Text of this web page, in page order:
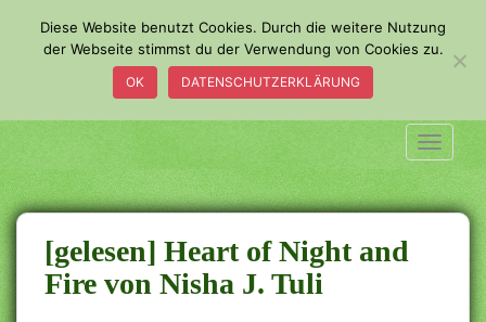
m
a
i
n
c
o
n
[gelesen] Heart of Night and
Fire von Nisha J. Tuli
Diese Website benutzt Cookies. Durch die weitere Nutzung
der Webseite stimmst du der Verwendung von Cookies zu.
OK DATENSCHUTZERKLÄRUNG